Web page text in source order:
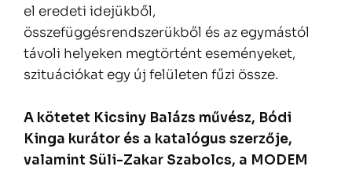
el eredeti idejükből,
összefüggésrendszerükből és az egymástól
távoli helyeken megtörtént eseményeket,
szituációkat egy új felületen fűzi össze.
A kötetet Kicsiny Balázs művész, Bódi
Kinga kurátor és a katalógus szerzője,
valamint Süli-Zakar Szabolcs, a MODEM